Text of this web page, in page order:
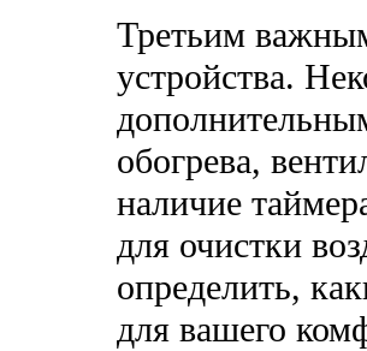
Третьим
устройства.
обогрева,
наличие
для очистки
определить,
для вашего